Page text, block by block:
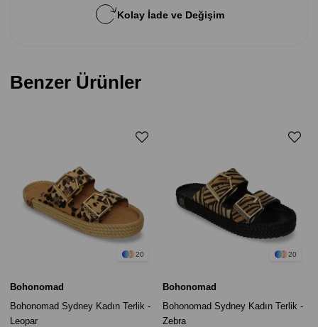
Kolay İade ve Değişim
Benzer Ürünler
20
Bohonomad
Bohonomad Sydney Kadın Terlik -
Leopar
20
Bohonomad
Bohonomad Sydney Kadın Terlik -
Zebra